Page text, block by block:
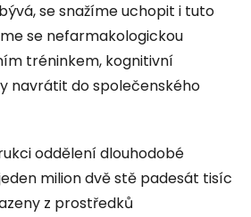
se snažíme uchopit i tuto
se nefarmakologickou
tréninkem, kognitivní
navrátit do společenského
oddělení dlouhodobé
milion dvě stě padesát tisíc
z prostředků